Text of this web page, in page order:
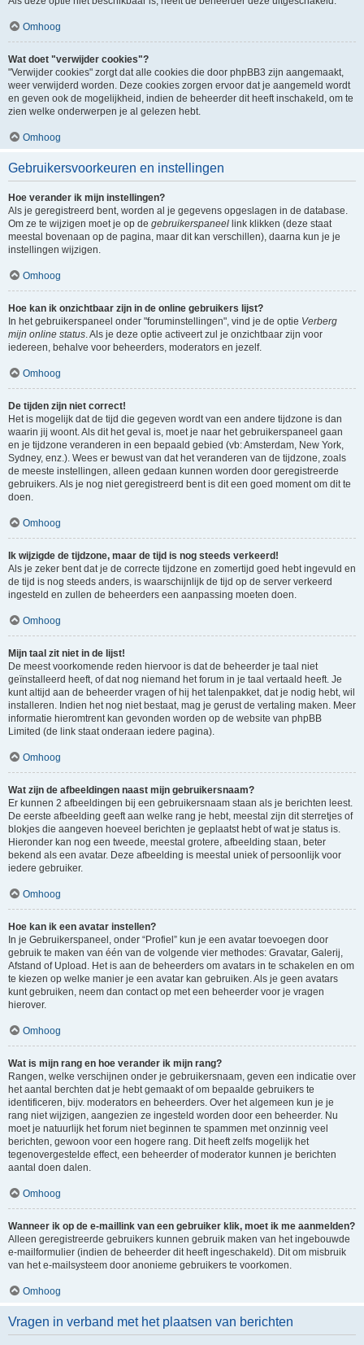
Omhoog
Wat doet "verwijder cookies"?
"Verwijder cookies" zorgt dat alle cookies die door phpBB3 zijn aangemaakt,
weer verwijderd worden. Deze cookies zorgen ervoor dat je aangemeld wordt
en geven ook de mogelijkheid, indien de beheerder dit heeft inschakeld, om te
zien welke onderwerpen je al gelezen hebt.
Omhoog
Gebruikersvoorkeuren en instellingen
Hoe verander ik mijn instellingen?
Als je geregistreerd bent, worden al je gegevens opgeslagen in de database.
Om ze te wijzigen moet je op de gebruikerspaneel link klikken (deze staat
meestal bovenaan op de pagina, maar dit kan verschillen), daarna kun je je
instellingen wijzigen.
Omhoog
Hoe kan ik onzichtbaar zijn in de online gebruikers lijst?
In het gebruikerspaneel onder "foruminstellingen", vind je de optie Verberg
mijn online status. Als je deze optie activeert zul je onzichtbaar zijn voor
iedereen, behalve voor beheerders, moderators en jezelf.
Omhoog
De tijden zijn niet correct!
Het is mogelijk dat de tijd die gegeven wordt van een andere tijdzone is dan
waarin jij woont. Als dit het geval is, moet je naar het gebruikerspaneel gaan
en je tijdzone veranderen in een bepaald gebied (vb: Amsterdam, New York,
Sydney, enz.). Wees er bewust van dat het veranderen van de tijdzone, zoals
de meeste instellingen, alleen gedaan kunnen worden door geregistreerde
gebruikers. Als je nog niet geregistreerd bent is dit een goed moment om dit te
doen.
Omhoog
Ik wijzigde de tijdzone, maar de tijd is nog steeds verkeerd!
Als je zeker bent dat je de correcte tijdzone en zomertijd goed hebt ingevuld en
de tijd is nog steeds anders, is waarschijnlijk de tijd op de server verkeerd
ingesteld en zullen de beheerders een aanpassing moeten doen.
Omhoog
Mijn taal zit niet in de lijst!
De meest voorkomende reden hiervoor is dat de beheerder je taal niet
geïnstalleerd heeft, of dat nog niemand het forum in je taal vertaald heeft. Je
kunt altijd aan de beheerder vragen of hij het talenpakket, dat je nodig hebt, wil
installeren. Indien het nog niet bestaat, mag je gerust de vertaling maken. Meer
informatie hieromtrent kan gevonden worden op de website van phpBB
Limited (de link staat onderaan iedere pagina).
Omhoog
Wat zijn de afbeeldingen naast mijn gebruikersnaam?
Er kunnen 2 afbeeldingen bij een gebruikersnaam staan als je berichten leest.
De eerste afbeelding geeft aan welke rang je hebt, meestal zijn dit sterretjes of
blokjes die aangeven hoeveel berichten je geplaatst hebt of wat je status is.
Hieronder kan nog een tweede, meestal grotere, afbeelding staan, beter
bekend als een avatar. Deze afbeelding is meestal uniek of persoonlijk voor
iedere gebruiker.
Omhoog
Hoe kan ik een avatar instellen?
In je Gebruikerspaneel, onder “Profiel” kun je een avatar toevoegen door
gebruik te maken van één van de volgende vier methodes: Gravatar, Galerij,
Afstand of Upload. Het is aan de beheerders om avatars in te schakelen en om
te kiezen op welke manier je een avatar kan gebruiken. Als je geen avatars
kunt gebruiken, neem dan contact op met een beheerder voor je vragen
hierover.
Omhoog
Wat is mijn rang en hoe verander ik mijn rang?
Rangen, welke verschijnen onder je gebruikersnaam, geven een indicatie over
het aantal berchten dat je hebt gemaakt of om bepaalde gebruikers te
identificeren, bijv. moderators en beheerders. Over het algemeen kun je je
rang niet wijzigen, aangezien ze ingesteld worden door een beheerder. Nu
moet je natuurlijk het forum niet beginnen te spammen met onzinnig veel
berichten, gewoon voor een hogere rang. Dit heeft zelfs mogelijk het
tegenovergestelde effect, een beheerder of moderator kunnen je berichten
aantal doen dalen.
Omhoog
Wanneer ik op de e-maillink van een gebruiker klik, moet ik me aanmelden?
Alleen geregistreerde gebruikers kunnen gebruik maken van het ingebouwde
e-mailformulier (indien de beheerder dit heeft ingeschakeld). Dit om misbruik
van het e-mailsysteem door anonieme gebruikers te voorkomen.
Omhoog
Vragen in verband met het plaatsen van berichten